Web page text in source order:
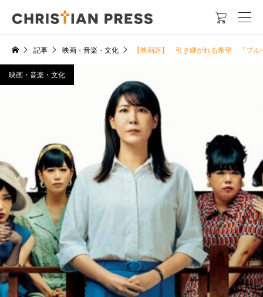

記事 映画・音楽・文化 【映画評】 引き継がれる希望 『ブル
映画・音楽・文化